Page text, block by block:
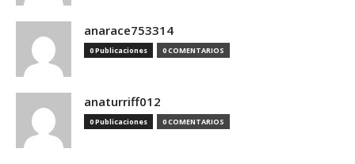
anarace753314
0 Publicaciones 0 COMENTARIOS
anaturriff012
0 Publicaciones 0 COMENTARIOS